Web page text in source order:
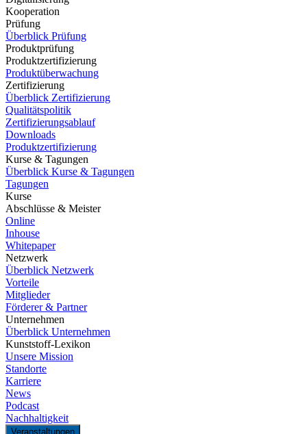
Kooperation
Prüfung
Überblick Prüfung
Produktprüfung
Produktzertifizierung
Produktüberwachung
Zertifizierung
Überblick Zertifizierung
Qualitätspolitik
Zertifizierungsablauf
Downloads
Produktzertifizierung
Kurse & Tagungen
Überblick Kurse & Tagungen
Tagungen
Kurse
Abschlüsse & Meister
Online
Inhouse
Whitepaper
Netzwerk
Überblick Netzwerk
Vorteile
Mitglieder
Förderer & Partner
Unternehmen
Überblick Unternehmen
Kunststoff-Lexikon
Unsere Mission
Standorte
Karriere
News
Podcast
Nachhaltigkeit
Veranstaltungen